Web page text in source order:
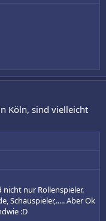
Köln, sind vielleicht
nicht nur Rollenspieler.
Schauspieler,..... Aber Ok
:D